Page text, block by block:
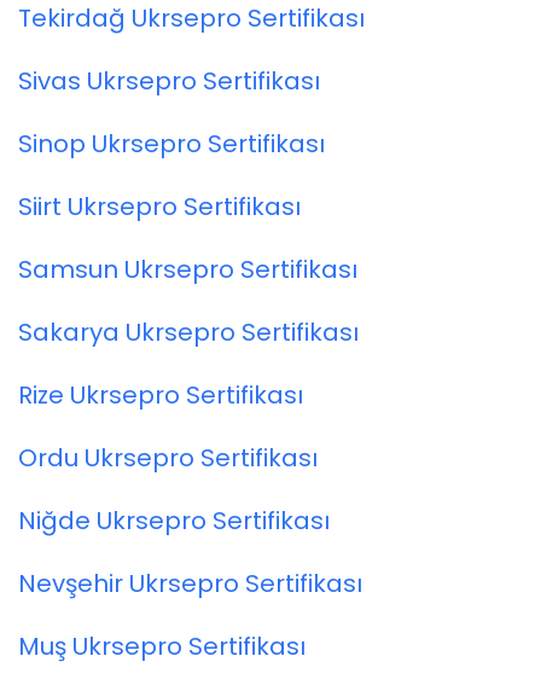
Tekirdağ Ukrsepro Sertifikası
Sivas Ukrsepro Sertifikası
Sinop Ukrsepro Sertifikası
Siirt Ukrsepro Sertifikası
Samsun Ukrsepro Sertifikası
Sakarya Ukrsepro Sertifikası
Rize Ukrsepro Sertifikası
Ordu Ukrsepro Sertifikası
Niğde Ukrsepro Sertifikası
Nevşehir Ukrsepro Sertifikası
Muş Ukrsepro Sertifikası